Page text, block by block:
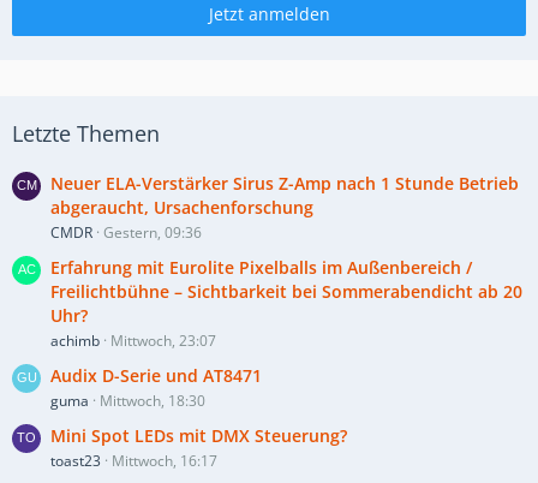
Jetzt anmelden
Letzte Themen
Neuer ELA-Verstärker Sirus Z-Amp nach 1 Stunde Betrieb
abgeraucht, Ursachenforschung
CMDR Gestern, 09:36
Erfahrung mit Eurolite Pixelballs im Außenbereich /
Freilichtbühne – Sichtbarkeit bei Sommerabendicht ab 20
Uhr?
achimb Mittwoch, 23:07
Audix D-Serie und AT8471
guma Mittwoch, 18:30
Mini Spot LEDs mit DMX Steuerung?
toast23 Mittwoch, 16:17